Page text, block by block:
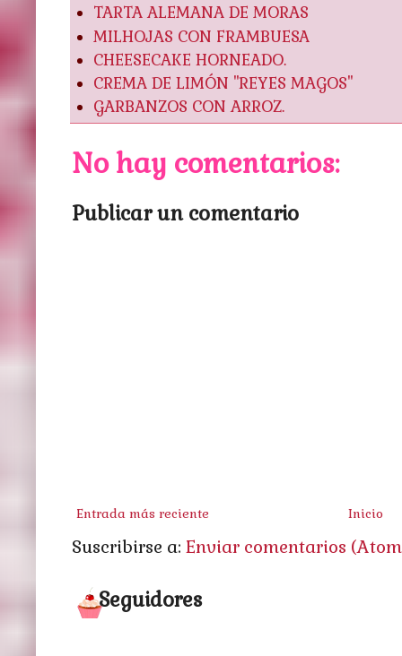
TARTA ALEMANA DE MORAS
MILHOJAS CON FRAMBUESA
CHEESECAKE HORNEADO.
CREMA DE LIMÓN "REYES MAGOS"
GARBANZOS CON ARROZ.
No hay comentarios:
Publicar un comentario
Entrada más reciente Inicio
Suscribirse a: Enviar comentarios
Seguidores